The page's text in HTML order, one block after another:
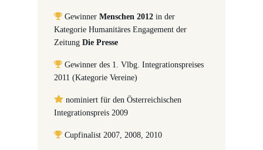
Gewinner Menschen 2012in der
Kategorie Humanitäres Engagement der
Zeitung Die Presse
Gewinner des 1. Vlbg. Integrationspreises
2011 (Kategorie Vereine)
nominiert für den Österreichischen
Integrationspreis 2009
Cupfinalist 2007, 2008, 2010